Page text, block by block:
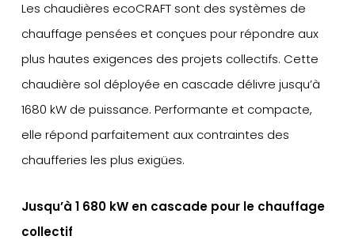
Les chaudières ecoCRAFT sont des systèmes de
chauffage pensées et conçues pour répondre aux
plus hautes exigences des projets collectifs. Cette
chaudière sol déployée en cascade délivre jusqu’à
1680 kW de puissance. Performante et compacte,
elle répond parfaitement aux contraintes des
chaufferies les plus exigües.
Jusqu’à 1 680 kW en cascade pour le chauffage
collectif